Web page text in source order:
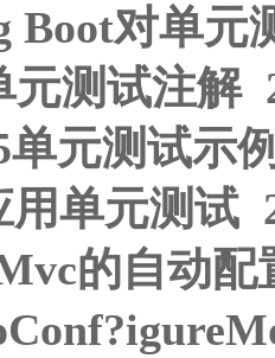
对单元
测试注解
元测试示
单元测试
的自动配